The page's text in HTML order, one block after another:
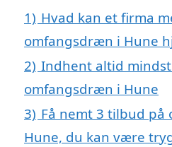
1) Hvad kan et firma
omfangsdræn i Hune
2) Indhent altid
omfangsdræn i Hune
3) Få nemt 3 tilbud
Hune, du kan være